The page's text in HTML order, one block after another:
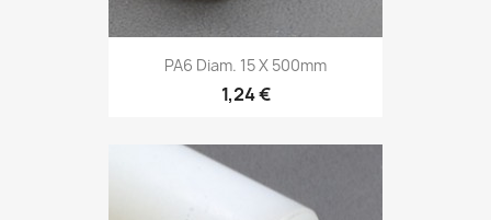
PA6 Diam. 15 X 500mm
1,24 €